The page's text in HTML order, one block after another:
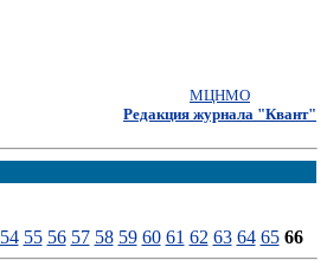
МЦНМО
Редакция журнала "Квант"
54 55 56 57 58 59 60 61 62 63 64 65 66